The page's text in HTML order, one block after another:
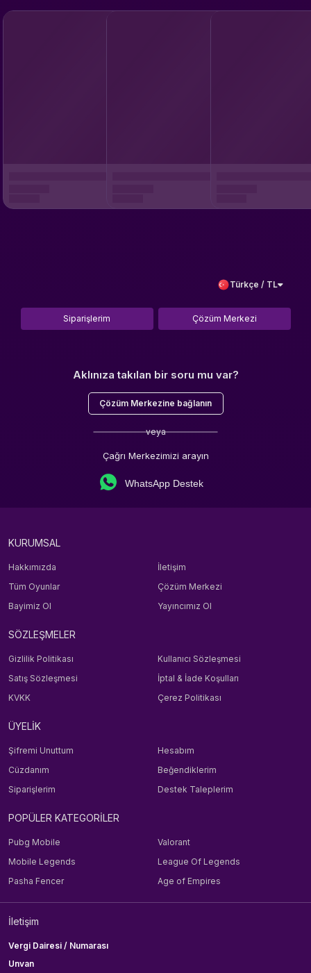
Türkçe / TL
Siparişlerim Çözüm Merkezi
Aklınıza takılan bir soru mu var?
Çözüm Merkezine bağlanın
veya
Çağrı Merkezimizi arayın
WhatsApp Destek
KURUMSAL
Hakkımızda
İletişim
Tüm Oyunlar
Çözüm Merkezi
Bayimiz Ol
Yayıncımız Ol
SÖZLEŞMELER
Gizlilik Politikası
Kullanıcı Sözleşmesi
Satış Sözleşmesi
İptal & İade Koşulları
KVKK
Çerez Politikası
ÜYELİK
Şifremi Unuttum
Hesabım
Cüzdanım
Beğendiklerim
Siparişlerim
Destek Taleplerim
POPÜLER KATEGORİLER
Pubg Mobile
Valorant
Mobile Legends
League Of Legends
Pasha Fencer
Age of Empires
İletişim
Vergi Dairesi / Numarası
Unvan